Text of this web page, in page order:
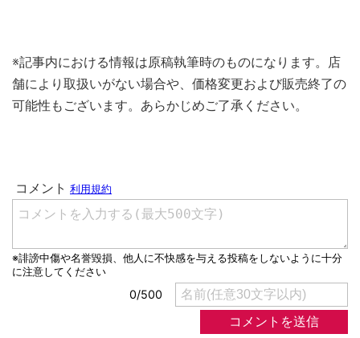
※記事内における情報は原稿執筆時のものになります。店
舗により取扱いがない場合や、価格変更および販売終了の
可能性もございます。あらかじめご了承ください。